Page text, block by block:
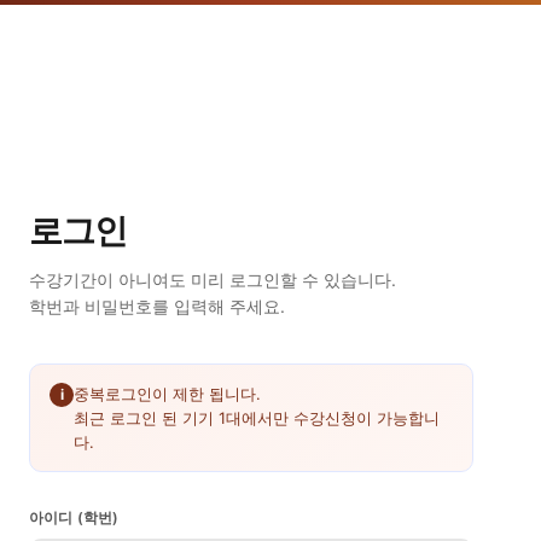
로그인
수강기간이 아니여도 미리 로그인할 수 있습니다.
학번과 비밀번호를 입력해 주세요.
i 중복로그인이 제한 됩니다.
최근 로그인 된 기기 1대에서만 수강신청이 가능합니
다.
아이디 (학번)